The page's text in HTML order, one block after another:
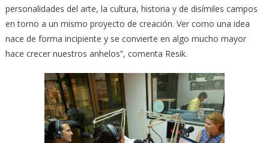
personalidades del arte, la cultura, historia y de disímiles campos
en torno a un mismo proyecto de creación. Ver como una idea
nace de forma incipiente y se convierte en algo mucho mayor
hace crecer nuestros anhelos”, comenta Resik.